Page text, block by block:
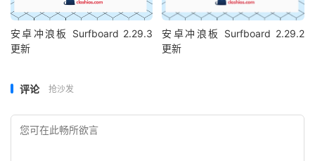
安卓冲浪板 Surfboard 2.29.3
更新
安卓冲浪板 Surfboard 2.29.2
更新
评论 抢沙发